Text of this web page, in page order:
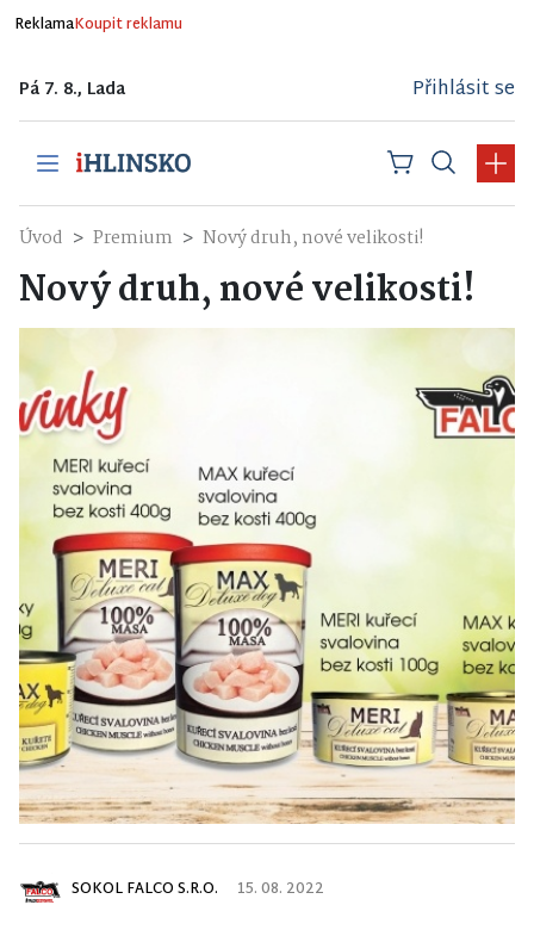
ReklamaKoupit reklamu
Pá 7. 8., Lada Přihlásit se
Úvod Premium Nový druh, nové velikosti!
Nový druh, nové velikosti!
SOKOL FALCO S.R.O. 15. 08. 2022